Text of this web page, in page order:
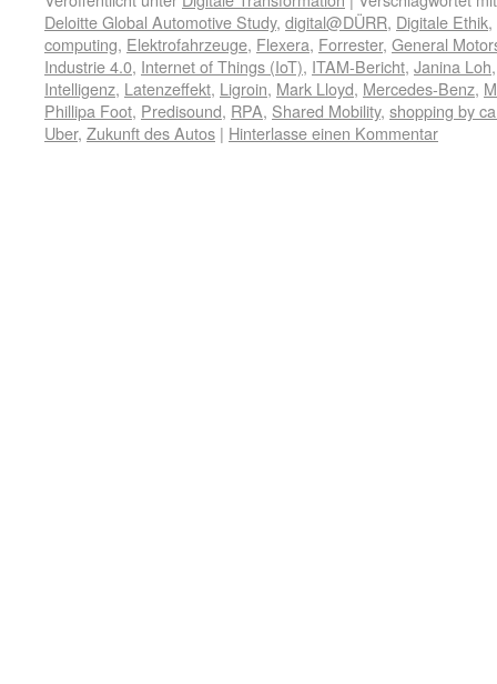
Deloitte Global Automotive Study, digital@DÜRR, Digitale Ethik,
computing, Elektrofahrzeuge, Flexera, Forrester, General
Industrie 4.0, Internet of Things (IoT), ITAM-Bericht, Janina Loh
Intelligenz, Latenzeffekt, Ligroin, Mark Lloyd, Mercedes-Benz,
Phillipa Foot, Predisound, RPA, Shared Mobility, shopping by
Uber, Zukunft des Autos | Hinterlasse einen Kommentar